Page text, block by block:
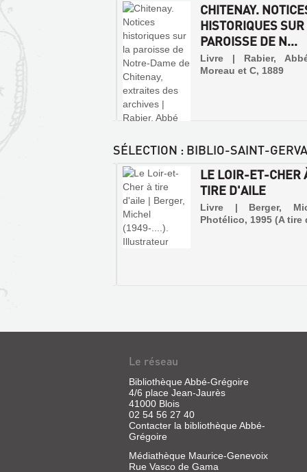
ACTE
POUR
LA
LICENCE,
QUI
SERA
SOUTENU
LE
1837
ANCIENS
VOYAGEURS
SUR
BLOIS
Livre
|
Perrochot,
J.
|
et
lith.
C.
Migault
et
Cie,
1901
MÉLANGES
HISTORIQUES
SUR
BLOIS
CHITENAY.
HISTORIQUES
PAROISSE DE N...
Livre | Rabier,
Moreau et C, 1889
SÉLECTION : BIBLIO-SAINT-
LE LOIR-ET-CHER
TIRE D'AILE
Livre | Berger,
Photélico, 1995 (A tire
HISTORIQUE
ET
ARCHÉOLOGIQUE
DU
BLÉSOIS
...
Le réseau
Bibliothèque Abbé-Grégoire
4/6 place Jean-Jaurès
41000 Blois
02 54 56 27 40
Contacter la bibliothèque Abbé-
Grégoire
Médiathèque Maurice-Genevoix
Rue Vasco de Gama